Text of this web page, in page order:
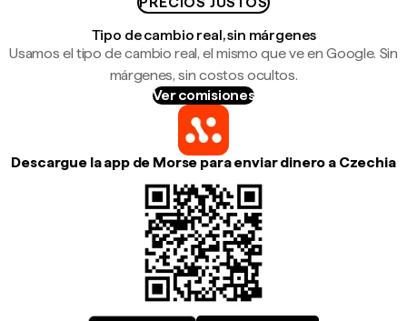
Tipo de cambio real, sin márgenes
Usamos el tipo de cambio real, el mismo que ve en Google. Sin
márgenes, sin costos ocultos.
Ver comisiones
Descargue la app de Morse para enviar dinero a Czechia